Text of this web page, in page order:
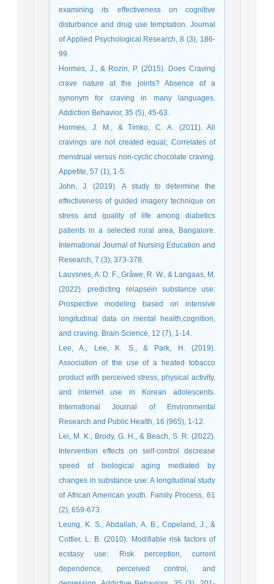
examining its effectiveness on cognitive
disturbance and drug use temptation. Journal
of Applied Psychological Research, 8 (3), 186-
99.
Hormes, J., & Rozin, P. (2015). Does Craving
crave nature at the joints? Absence of a
synonym for craving in many languages.
Addiction Behavior, 35 (5), 45-63.
Hormes, J. M., & Timko, C. A. (2011). All
cravings are not created equal; Correlates of
menstrual versus non-cyclic chocolate craving.
Appetite, 57 (1), 1-5.
John, J. (2019). A study to determine the
effectiveness of guided imagery technique on
stress and quality of life among diabetics
patients in a selected rural area, Bangalore.
International Journal of Nursing Education and
Research, 7 (3), 373-378.
Lauvsnes, A. D. F., Gråwe, R. W., & Langaas, M.
(2022). predicting relapsein substance use:
Prospective modeling based on intensive
longitudinal data on mental health,cognition,
and craving. Brain Science, 12 (7), 1-14.
Lee, A., Lee, K. S., & Park, H. (2019).
Association of the use of a heated tobacco
product with perceived stress, physical activity,
and internet use in Korean adolescents.
International Journal of Environmental
Research and Public Health, 16 (965), 1-12.
Lei, M. K., Brody, G. H., & Beach, S. R. (2022).
Intervention effects on self‐control decrease
speed of biological aging mediated by
changes in substance use: A longitudinal study
of African American youth. Family Process, 61
(2), 659-673.
Leung, K. S., Abdallah, A. B., Copeland, J., &
Cottler, L. B. (2010). Modifiable risk factors of
ecstasy use: Risk perception, current
dependence, perceived control, and